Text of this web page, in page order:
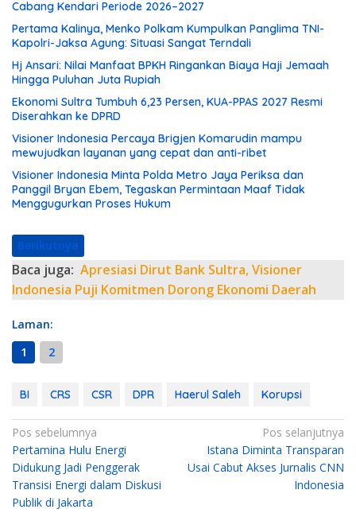
Cabang Kendari Periode 2026–2027
Pertama Kalinya, Menko Polkam Kumpulkan Panglima TNI-
Kapolri-Jaksa Agung: Situasi Sangat Terndali
Hj Ansari: Nilai Manfaat BPKH Ringankan Biaya Haji Jemaah
Hingga Puluhan Juta Rupiah
Ekonomi Sultra Tumbuh 6,23 Persen, KUA-PPAS 2027 Resmi
Diserahkan ke DPRD
Visioner Indonesia Percaya Brigjen Komarudin mampu
mewujudkan layanan yang cepat dan anti-ribet
Visioner Indonesia Minta Polda Metro Jaya Periksa dan
Panggil Bryan Ebem, Tegaskan Permintaan Maaf Tidak
Menggugurkan Proses Hukum
Berikutnya
Baca juga: Apresiasi Dirut Bank Sultra, Visioner
Indonesia Puji Komitmen Dorong Ekonomi Daerah
Laman:
1
2
BI CRS CSR DPR Haerul Saleh Korupsi
N
a
v
i
Pos sebelumnya
Pertamina Hulu Energi
Didukung Jadi Penggerak
Transisi Energi dalam Diskusi
Publik di Jakarta
Pos selanjutnya
Istana Diminta Transparan
Usai Cabut Akses Jurnalis CNN
Indonesia